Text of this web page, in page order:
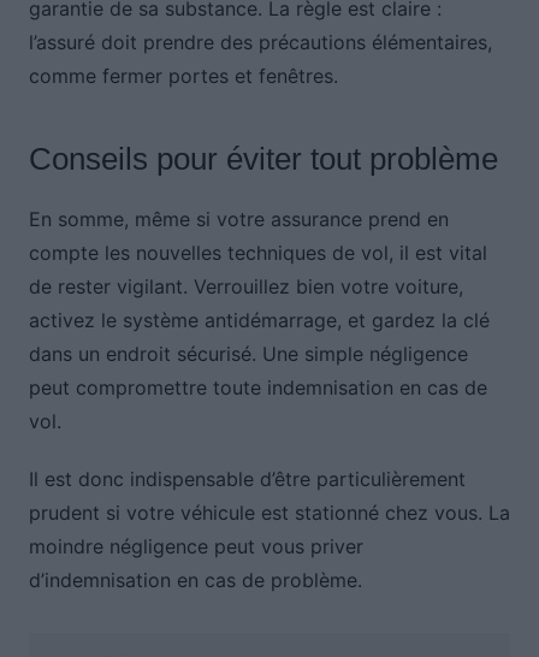
garantie de sa substance. La règle est claire :
l’assuré doit prendre des précautions élémentaires,
comme fermer portes et fenêtres.
Conseils pour éviter tout problème
En somme, même si votre assurance prend en
compte les nouvelles techniques de vol, il est vital
de rester vigilant. Verrouillez bien votre voiture,
activez le système antidémarrage, et gardez la clé
dans un endroit sécurisé. Une simple négligence
peut compromettre toute indemnisation en cas de
vol.
Il est donc indispensable d’être particulièrement
prudent si votre véhicule est stationné chez vous. La
moindre négligence peut vous priver
d’indemnisation en cas de problème.